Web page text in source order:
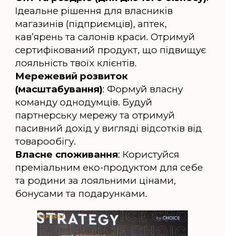
Ідеальне рішення для власників
магазинів (підприємців), аптек,
кавʼярень та салонів краси. Отримуй
сертифікований продукт, що підвищує
лояльність твоїх клієнтів.
Мережевий розвиток
(масштабування): Формуй власну
команду однодумців. Будуй
партнерську мережу та отримуй
пасивний дохід у вигляді відсотків від
товарообігу.
Власне споживання: Користуйся
преміальним еко-продуктом для себе
та родини за лояльними цінами,
бонусами та подарунками.